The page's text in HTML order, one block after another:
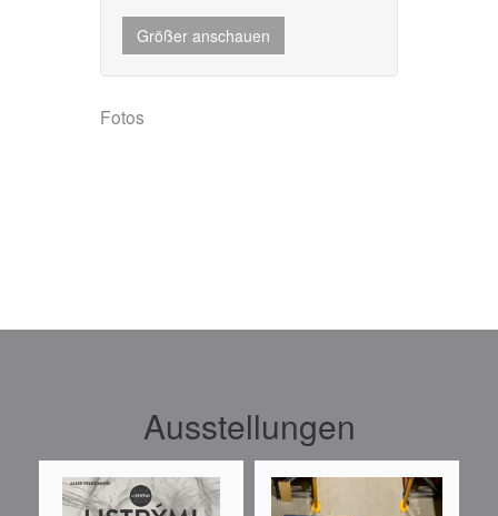
Größer anschauen
Fotos
Größer anschauen
Ausstellungen